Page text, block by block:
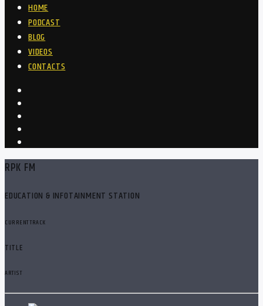
HOME
PODCAST
BLOG
VIDEOS
CONTACTS
RPK FM
EDUCATION & INFOTAINMENT STATION
CURRENT TRACK
TITLE
ARTIST